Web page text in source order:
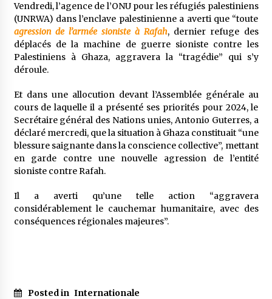
Vendredi, l’agence de l’ONU pour les réfugiés palestiniens
(UNRWA) dans l’enclave palestinienne a averti que “toute
agression de l’armée sioniste à Rafah, dernier refuge des
déplacés de la machine de guerre sioniste contre les
Palestiniens à Ghaza, aggravera la “tragédie” qui s’y
déroule.
Et dans une allocution devant l’Assemblée générale au
cours de laquelle il a présenté ses priorités pour 2024, le
Secrétaire général des Nations unies, Antonio Guterres, a
déclaré mercredi, que la situation à Ghaza constituait “une
blessure saignante dans la conscience collective”, mettant
en garde contre une nouvelle agression de l’entité
sioniste contre Rafah.
Il a averti qu’une telle action “aggravera
considérablement le cauchemar humanitaire, avec des
conséquences régionales majeures”.
Posted in Internationale